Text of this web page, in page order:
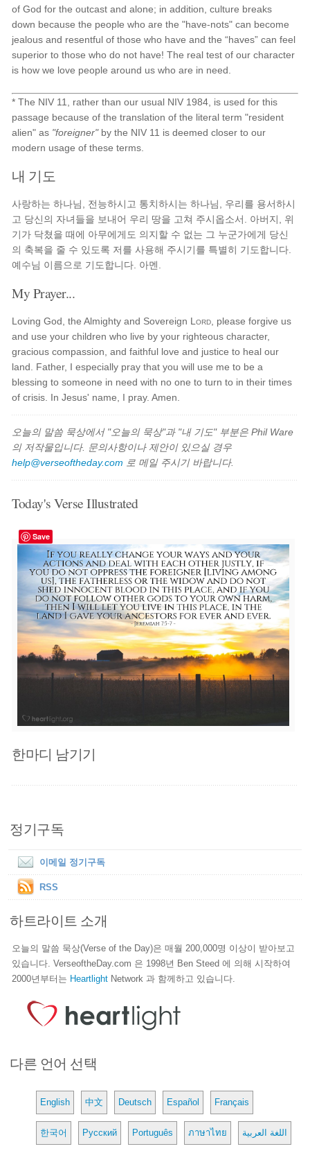
of God for the outcast and alone; in addition, culture breaks
down because the people who are the "have-nots" can become
jealous and resentful of those who have and the “haves” can feel
superior to those who do not have! The real test of our character
is how we love people around us who are in need.
* The NIV 11, rather than our usual NIV 1984, is used for this
passage because of the translation of the literal term "resident
alien" as "foreigner"by the NIV 11 is deemed closer to our
modern usage of these terms.
내 기도
사랑하는 하나님, 전능하시고 통치하시는 하나님, 우리를 용서하시
고 당신의 자녀들을 보내어 우리 땅을 고쳐 주시옵소서. 아버지, 위
기가 닥쳤을 때에 아무에게도 의지할 수 없는 그 누군가에게 당신
의 축복을 줄 수 있도록 저를 사용해 주시기를 특별히 기도합니다.
예수님 이름으로 기도합니다. 아멘.
My Prayer...
Loving God, the Almighty and Sovereign Lord , please forgive us
and use your children who live by your righteous character,
gracious compassion, and faithful love and justice to heal our
land. Father, I especially pray that you will use me to be a
blessing to someone in need with no one to turn to in their times
of crisis. In Jesus' name, I pray. Amen.
오늘의 말씀 묵상에서 "오늘의 묵상"과 "내 기도" 부분은 Phil Ware
의 저작물입니다. 문의사항이나 제안이 있으실 경우
help@verseoftheday.com 로 메일 주시기 바랍니다.
Today's Verse Illustrated
Save
한마디 남기기
정기구독
이메일 정기구독
RSS
하트라이트 소개
오늘의 말씀 묵상(Verse of the Day)은 매월 200,000명 이상이 받아보고
있습니다. VerseoftheDay.com 은 1998년 Ben Steed 에 의해 시작하여
2000년부터는 Heartlight Network 과 함께하고 있습니다.
다른 언어 선택
English 中文 Deutsch Español Français
한국어 Русский Português ภาษาไทย اللغة العربية